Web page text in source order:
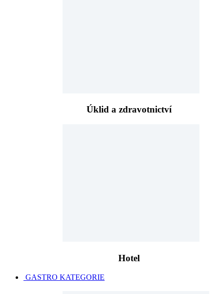
Úklid a zdravotnictví
Hotel
GASTRO KATEGORIE